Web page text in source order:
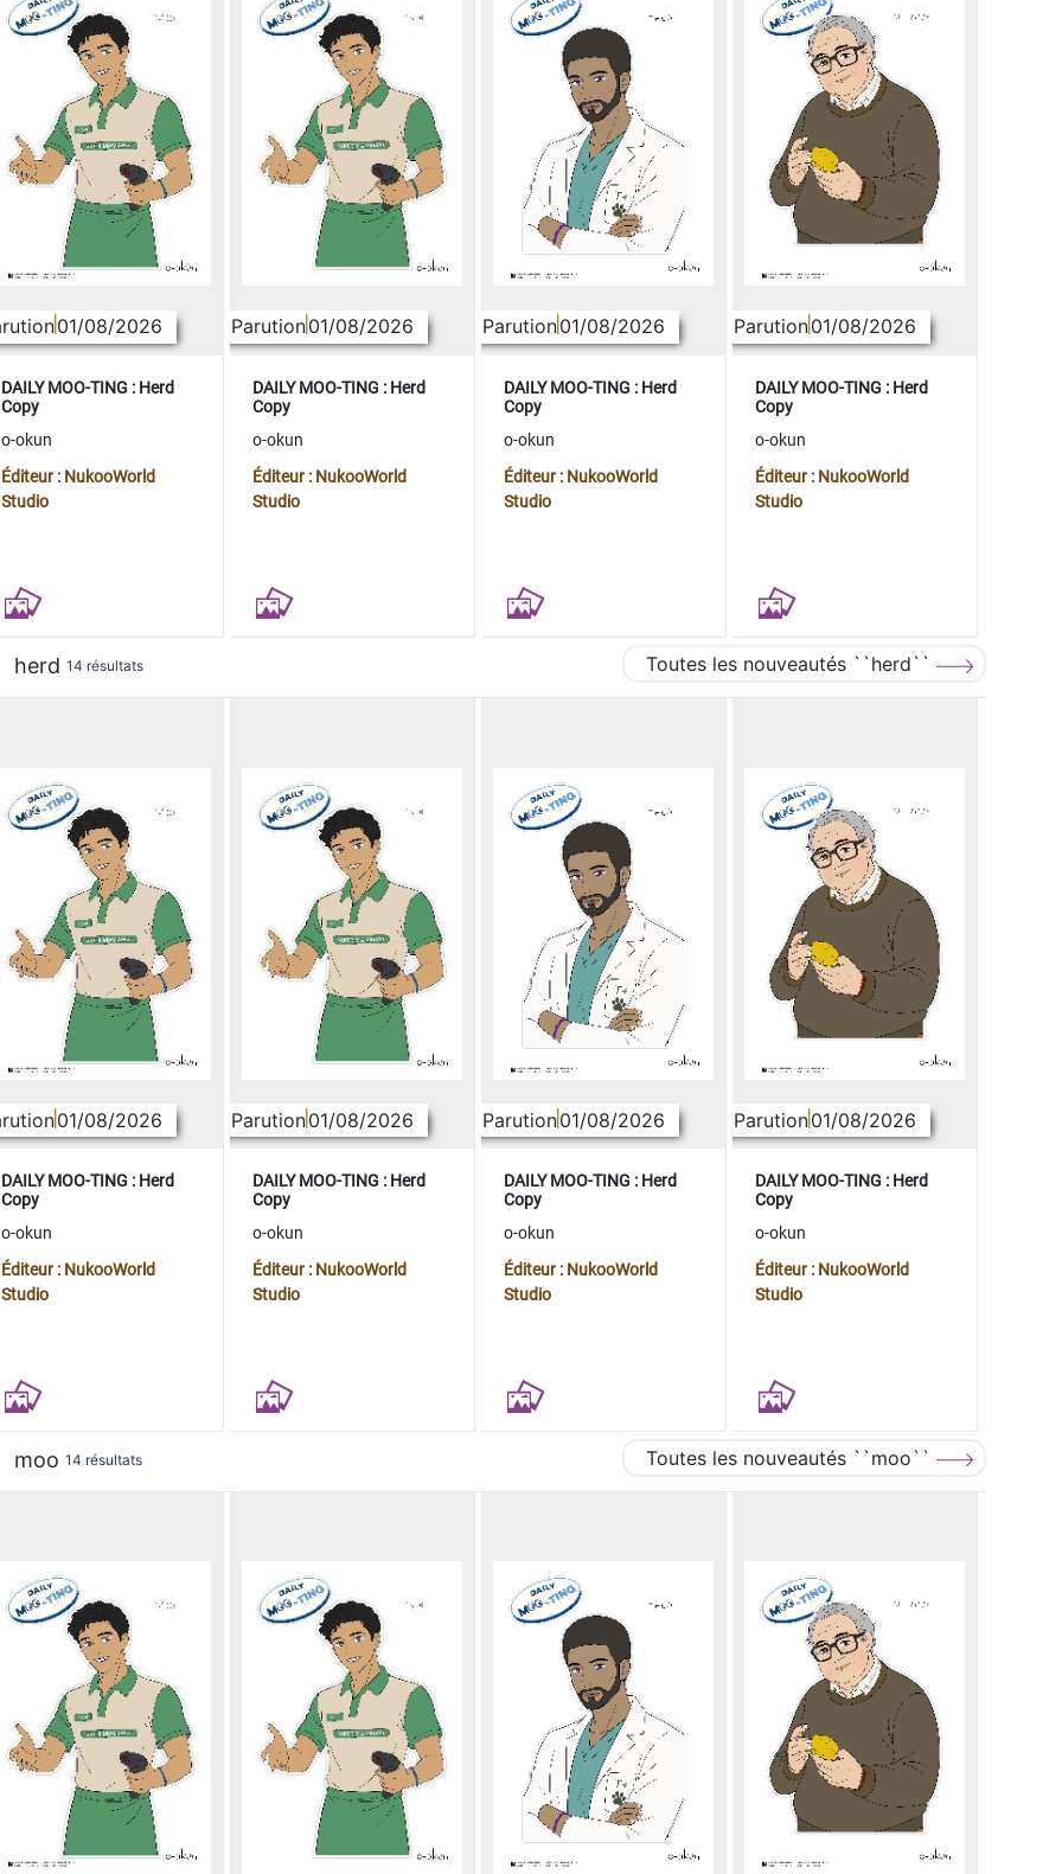
01/08/2026
DAILY MOO-TING : Herd
Copy
o-okun
Éditeur : NukooWorld
Studio
Parution01/08/2026
DAILY MOO-TING : Herd
Copy
o-okun
Éditeur : NukooWorld
Studio
Parution01/08/2026
DAILY MOO-TING : Herd
Copy
o-okun
Éditeur : NukooWorld
Studio
Parution01/08/2026
DAILY MOO-TING : Herd
Copy
o-okun
Éditeur : NukooWorld
Studio
herd 14 résultats Toutes les nouveautés ``herd``
01/08/2026
DAILY MOO-TING : Herd
Copy
o-okun
Éditeur : NukooWorld
Studio
Parution01/08/2026
DAILY MOO-TING : Herd
Copy
o-okun
Éditeur : NukooWorld
Studio
Parution01/08/2026
DAILY MOO-TING : Herd
Copy
o-okun
Éditeur : NukooWorld
Studio
Parution01/08/2026
DAILY MOO-TING : Herd
Copy
o-okun
Éditeur : NukooWorld
Studio
moo 14 résultats Toutes les nouveautés ``moo``